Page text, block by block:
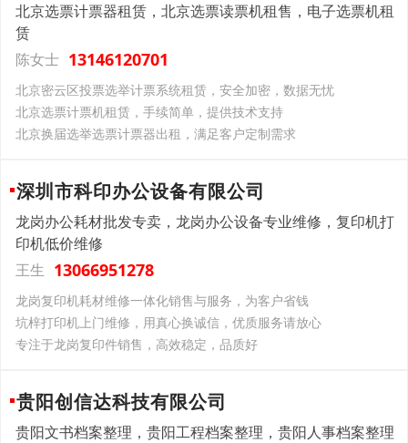
北京选票计票器租赁，北京选票读票机租售，电子选票机租
赁
陈女士 13146120701
北京密云区投票选举计票系统租赁，安全加密，数据无忧​
北京选票计票机租赁，手续简单，提供技术支持
北京换届选举选票计票器出租，满足客户定制需求
深圳市科印办公设备有限公司
龙岗办公耗材批发专卖，龙岗办公设备专业维修，复印机打
印机低价维修
王生 13066951278
龙岗复印机耗材维修一体化销售与服务，为客户省钱
坑梓打印机上门维修，用真心换诚信，优质服务请放心
专注于龙岗复印件销售，高效稳定，品质好
贵阳创信达科技有限公司
贵阳文书档案整理，贵阳工程档案整理，贵阳人事档案整理